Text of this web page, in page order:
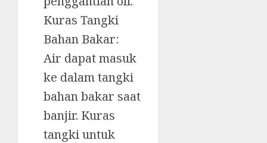
Kuras Tangki
Bahan Bakar:
Air dapat masuk
ke dalam tangki
bahan bakar saat
banjir. Kuras
tangki untuk